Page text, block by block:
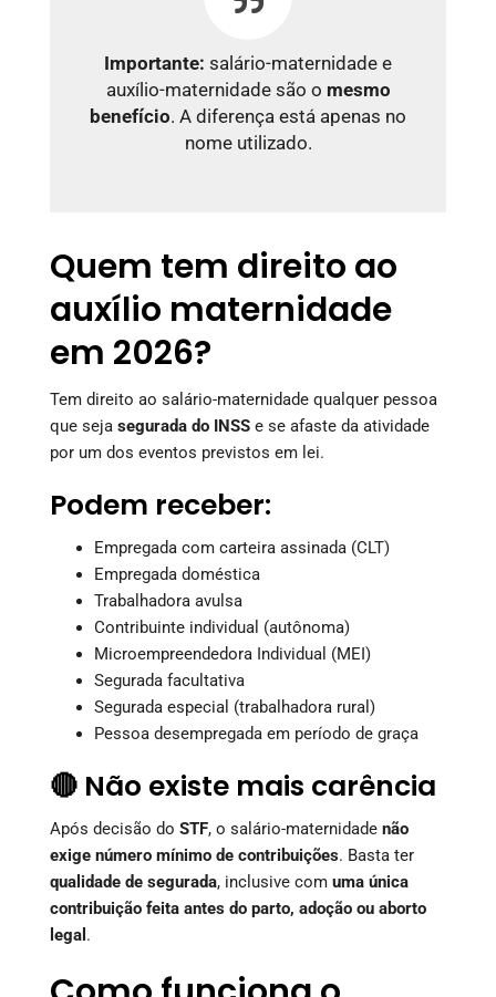
Importante: salário-maternidade e
auxílio-maternidade são o mesmo
benefício. A diferença está apenas no
nome utilizado.
Quem tem direito ao
auxílio maternidade
em 2026?
Tem direito ao salário-maternidade qualquer pessoa
que seja segurada do INSS e se afaste da atividade
por um dos eventos previstos em lei.
Podem receber:
Empregada com carteira assinada (CLT)
Empregada doméstica
Trabalhadora avulsa
Contribuinte individual (autônoma)
Microempreendedora Individual (MEI)
Segurada facultativa
Segurada especial (trabalhadora rural)
Pessoa desempregada em período de graça
🔴 Não existe mais carência
Após decisão do STF, o salário-maternidade não
exige número mínimo de contribuições. Basta ter
qualidade de segurada, inclusive com uma única
contribuição feita antes do parto, adoção ou aborto
legal .